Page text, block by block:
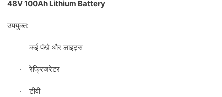
48V 100Ah Lithium Battery
उपयुक्त:
· कई पंखे और लाइट्स
· रेफ्रिजरेटर
· टीवी